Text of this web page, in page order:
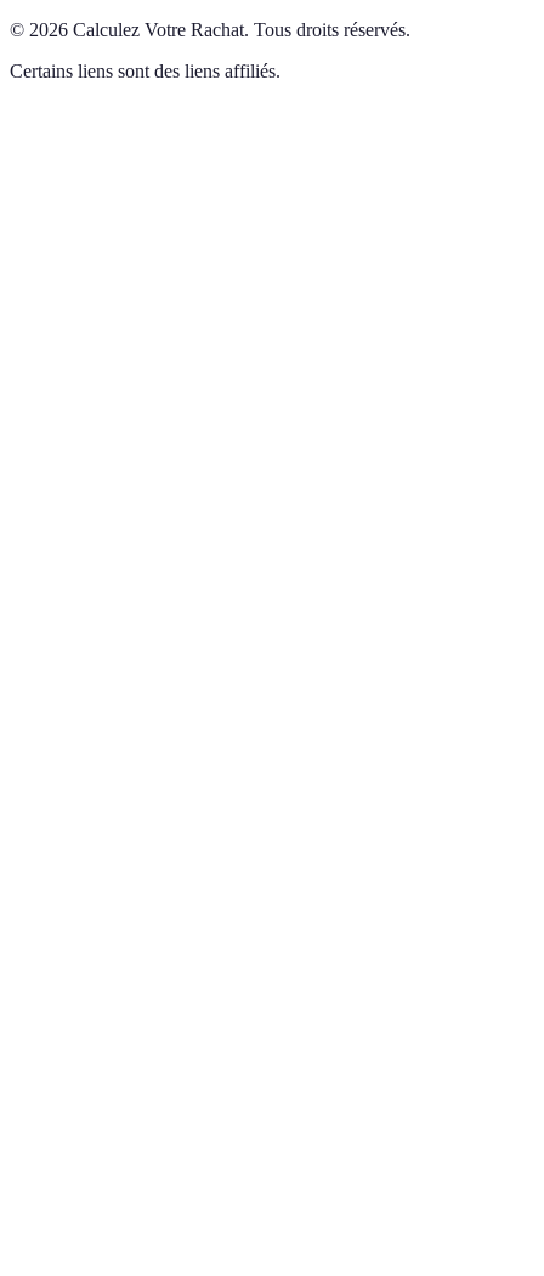
© 2026 Calculez Votre Rachat. Tous droits réservés.
Certains liens sont des liens affiliés.